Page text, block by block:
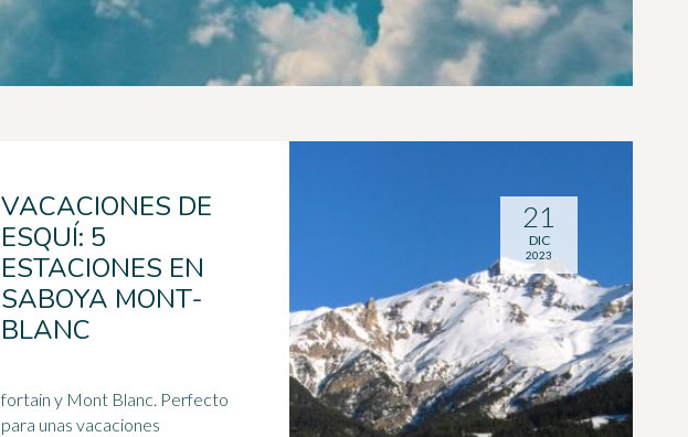
VACACIONES DE
ESQUÍ: 5
ESTACIONES EN
SABOYA MONT-
BLANC
fortain y Mont Blanc. Perfecto
para unas vacaciones
21
DIC
2023